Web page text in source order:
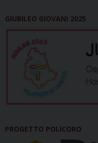
GIUBILEO GIOVANI 2025
PROGETTO POLICORO